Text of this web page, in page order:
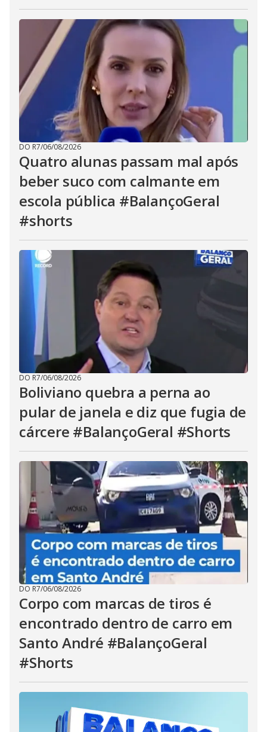
DO R7/06/08/2026
Quatro alunas passam mal após
beber suco com calmante em
escola pública #BalançoGeral
#shorts
DO R7/06/08/2026
Boliviano quebra a perna ao
pular de janela e diz que fugia de
cárcere #BalançoGeral #Shorts
DO R7/06/08/2026
Corpo com marcas de tiros é
encontrado dentro de carro em
Santo André #BalançoGeral
#Shorts